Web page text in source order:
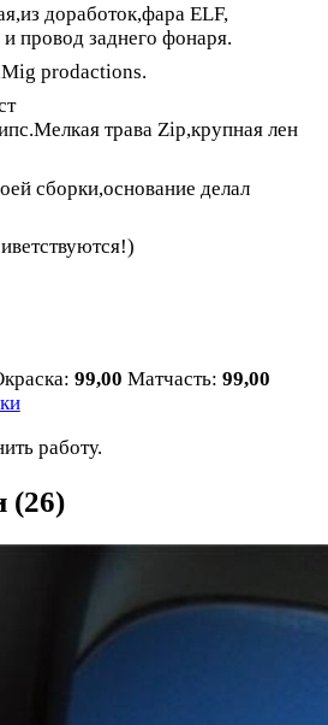
доработок,фара ELF,
провод заднего фонаря.
prodactions.
трава Zip,крупная лен
сборки,основание делал
99,00 Матчасть: 99,00
работу.
(26)